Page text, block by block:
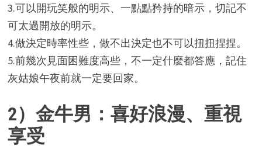
3.可以開玩笑般的明示、一點點矜持的暗示，切記不
可太過開放的明示。
4.做決定時率性些，做不出決定也不可以扭扭捏捏。
5.前幾次見面困難度高些，不一定什麼都答應，記住
灰姑娘午夜前就一定要回家。
2）金牛男：喜好浪漫、重視
享受